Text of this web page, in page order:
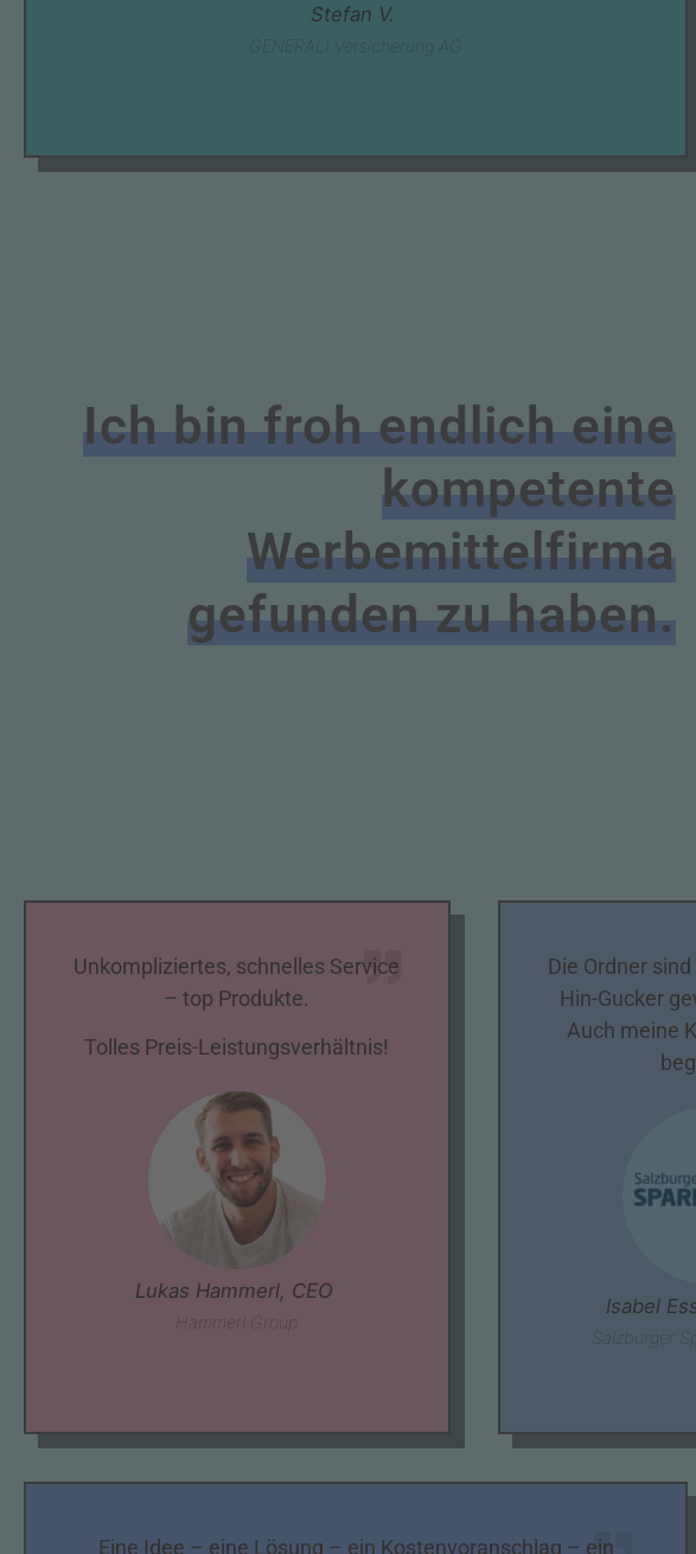
Stefan V.
GENERALI Versicherung AG
Ich bin froh endlich eine
kompetente
Werbemittelfirma
gefunden zu haben.
Unkompliziertes, schnelles Service
– top Produkte.
Tolles Preis-Leistungsverhältnis!
Lukas Hammerl, CEO
Hammerl Group
Die Ordner
Hin-Gucker
Auch meine
Isabel
Salzburger
Eine Idee – eine Lösung – ein Kostenvoranschlag – ein